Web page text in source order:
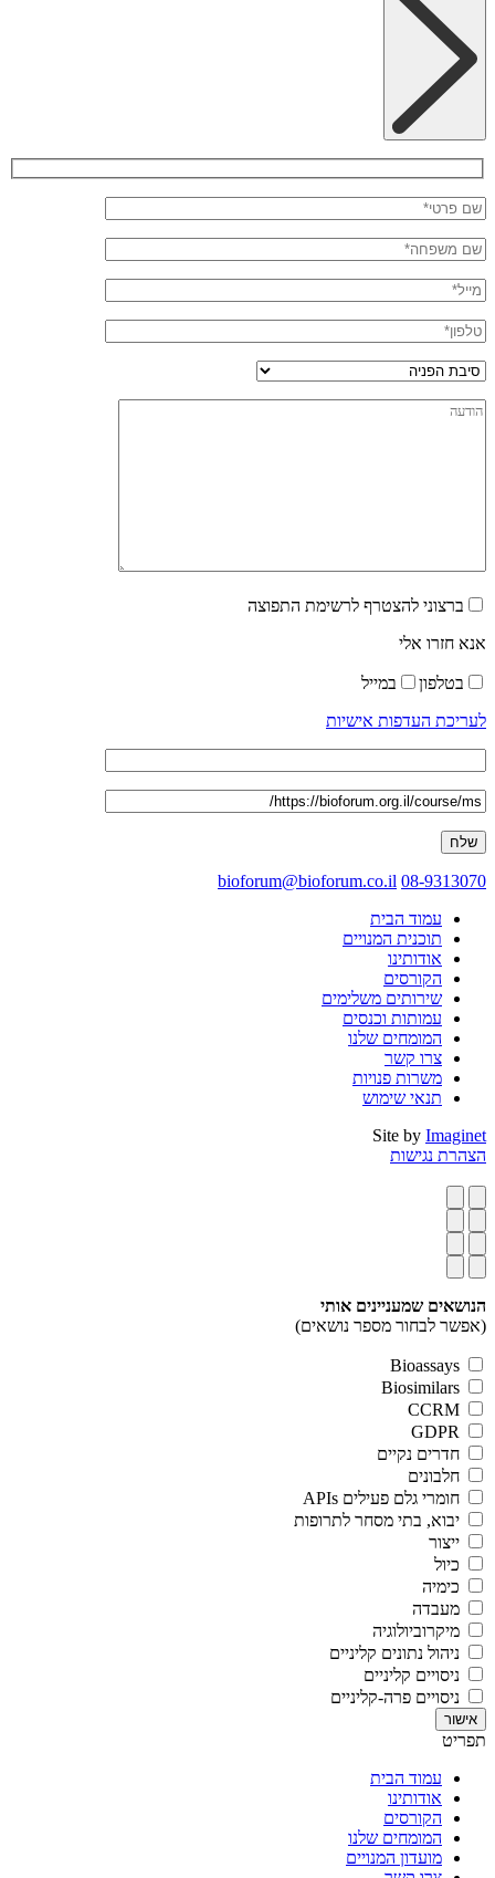
ברצוני להצטרף לרשימת התפוצה
אנא חזרו אלי
בטלפון
במייל
לעריכת העדפות אישיות
08-9313070
bioforum@bioforum.co.il
עמוד הבית
תוכנית המנויים
אודותינו
הקורסים
שירותים משלימים
עמותות וכנסים
המומחים שלנו
צרו קשר
משרות פנויות
תנאי שימוש
Site by Imaginet
הצהרת נגישות
הנושאים שמעניינים אותי
(אפשר לבחור מספר נושאים)
Bioassays
Biosimilars
CCRM
GDPR
חדרים נקיים
חלבונים
חומרי גלם פעילים APIs
יבוא, בתי מסחר לתרופות
ייצור
כיול
כימיה
מעבדה
מיקרוביולוגיה
ניהול נתונים קליניים
ניסויים קליניים
ניסויים פרה-קליניים
תפריט
עמוד הבית
אודותינו
הקורסים
המומחים שלנו
מועדון המנויים